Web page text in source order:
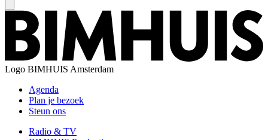
Logo BIMHUIS Amsterdam
Agenda
Plan je bezoek
Steun ons
Radio & TV